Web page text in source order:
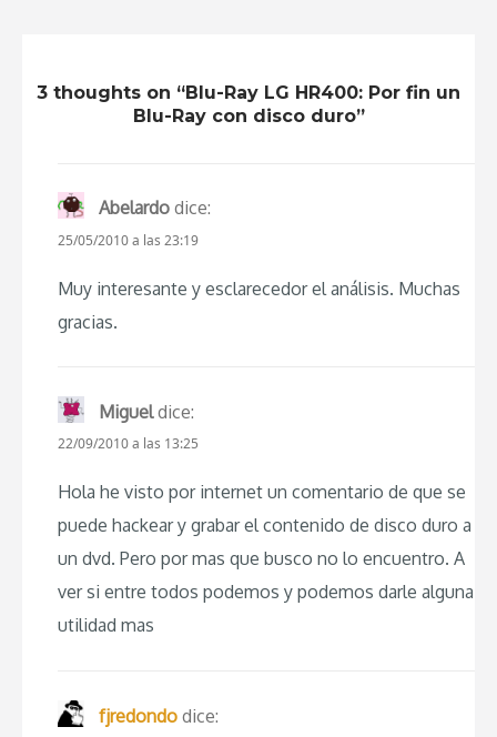
3 thoughts on “Blu-Ray LG HR400: Por fin un
Blu-Ray con disco duro”
Abelardo dice:
25/05/2010 a las 23:19
Muy interesante y esclarecedor el análisis. Muchas
gracias.
Miguel dice:
22/09/2010 a las 13:25
Hola he visto por internet un comentario de que se
puede hackear y grabar el contenido de disco duro a
un dvd. Pero por mas que busco no lo encuentro. A
ver si entre todos podemos y podemos darle alguna
utilidad mas
fjredondo dice: